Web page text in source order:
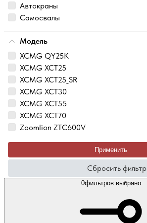
Автокраны
Самосвалы
Модель
XCMG QY25K
XCMG XCT25
XCMG XCT25_SR
XCMG XCT30
XCMG XCT55
XCMG XCT70
Zoomlion ZTC600V
Применить
Сбросить фильтр
0фильтров выбрано